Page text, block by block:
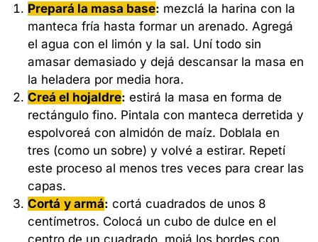
Prepará la masa base: mezclá la harina con la
manteca fría hasta formar un arenado. Agregá
el agua con el limón y la sal. Uní todo sin
amasar demasiado y dejá descansar la masa en
la heladera por media hora.
Creá el hojaldre: estirá la masa en forma de
rectángulo fino. Pintala con manteca derretida y
espolvoreá con almidón de maíz. Doblala en
tres (como un sobre) y volvé a estirar. Repetí
este proceso al menos tres veces para crear las
capas.
Cortá y armá: cortá cuadrados de unos 8
centímetros. Colocá un cubo de dulce en el
centro de un cuadrado, mojá los bordes con